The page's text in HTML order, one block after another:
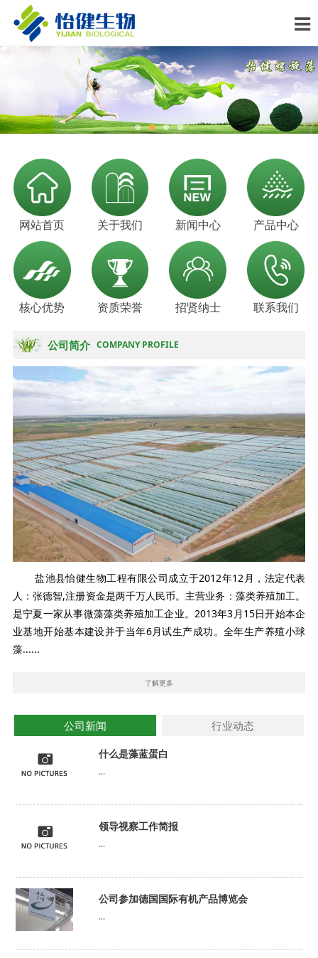
网站首页 关于我们 新闻中心 产品中心
核心优势 资质荣誉 招贤纳士 联系我们
公司简介 COMPANY PROFILE
盐池县怡健生物工程有限公司成立于2012年12月，法定代表
人：张德智,注册资金是两千万人民币。主营业务：藻类养殖加工。
是宁夏一家从事微藻藻类养殖加工企业。2013年3月15日开始本企
业基地开始基本建设并于当年6月试生产成功。全年生产养殖小球
藻......
了解更多
公司新闻 行业动态
什么是藻蓝蛋白
...
领导视察工作简报
...
公司参加德国国际有机产品博览会
...